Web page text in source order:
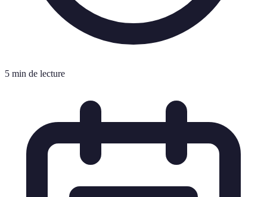
5 min de lecture